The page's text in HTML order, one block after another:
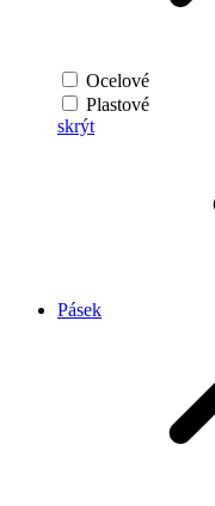
Ocelové
Plastové
skrýt
Pásek